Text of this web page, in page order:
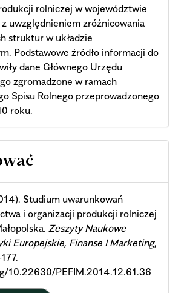
rolniczej w województwie
z uwzględnieniem zróżnicowania
struktur w układzie
Podstawowe źródło informacji do
dane Głównego Urzędu
zgromadzone w ramach
Spisu Rolnego przeprowadzonego
roku.
Studium uwarunkowań
i organizacji produkcji rolniczej
Zeszyty Naukowe
Europejskie, Finanse I Marketing,
10.22630/PEFIM.2014.12.61.36